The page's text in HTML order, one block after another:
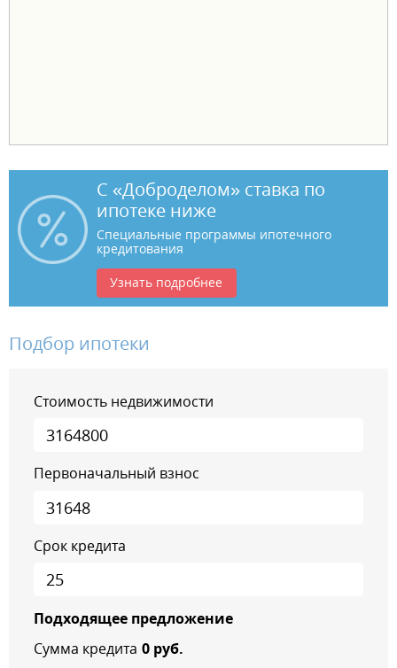
С «Доброделом» ставка по
ипотеке ниже
Специальные программы ипотечного
кредитования
Узнать подробнее
Подбор ипотеки
Стоимость недвижимости
Первоначальный взнос
Срок кредита
Подходящее предложение
Сумма кредита 0руб.